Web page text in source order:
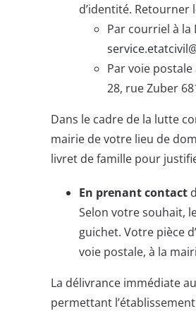
d’identité. Retourner
Par courriel à la
Par voie
28, rue Zuber
Dans le cadre de la lutte
mairie de votre lieu de
livret de famille pour
En prenant contact
Selon votre souhait,
guichet. Votre pièce
voie postale, à la
La délivrance immédiate
permettant